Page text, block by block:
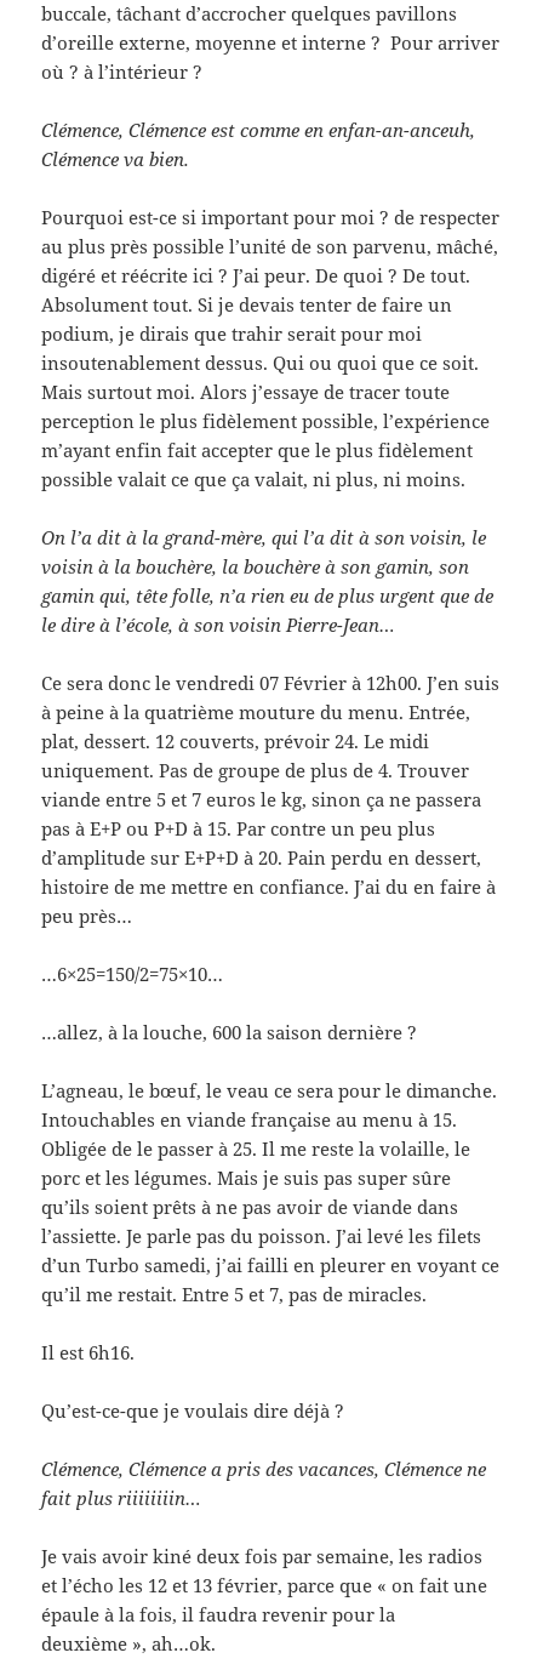
buccale, tâchant d’accrocher quelques pavillons
d’oreille externe, moyenne et interne ? Pour arriver
où ? à l’intérieur ?
Clémence, Clémence est comme en enfan-an-anceuh,
Clémence va bien.
Pourquoi est-ce si important pour moi ? de respecter
au plus près possible l’unité de son parvenu, mâché,
digéré et réécrite ici ? J’ai peur. De quoi ? De tout.
Absolument tout. Si je devais tenter de faire un
podium, je dirais que trahir serait pour moi
insoutenablement dessus. Qui ou quoi que ce soit.
Mais surtout moi. Alors j’essaye de tracer toute
perception le plus fidèlement possible, l’expérience
m’ayant enfin fait accepter que le plus fidèlement
possible valait ce que ça valait, ni plus, ni moins.
On l’a dit à la grand-mère, qui l’a dit à son voisin, le
voisin à la bouchère, la bouchère à son gamin, son
gamin qui, tête folle, n’a rien eu de plus urgent que de
le dire à l’école, à son voisin Pierre-Jean…
Ce sera donc le vendredi 07 Février à 12h00. J’en suis
à peine à la quatrième mouture du menu. Entrée,
plat, dessert. 12 couverts, prévoir 24. Le midi
uniquement. Pas de groupe de plus de 4. Trouver
viande entre 5 et 7 euros le kg, sinon ça ne passera
pas à E+P ou P+D à 15. Par contre un peu plus
d’amplitude sur E+P+D à 20. Pain perdu en dessert,
histoire de me mettre en confiance. J’ai du en faire à
peu près…
…6×25=150/2=75×10…
…allez, à la louche, 600 la saison dernière ?
L’agneau, le bœuf, le veau ce sera pour le dimanche.
Intouchables en viande française au menu à 15.
Obligée de le passer à 25. Il me reste la volaille, le
porc et les légumes. Mais je suis pas super sûre
qu’ils soient prêts à ne pas avoir de viande dans
l’assiette. Je parle pas du poisson. J’ai levé les filets
d’un Turbo samedi, j’ai failli en pleurer en voyant ce
qu’il me restait. Entre 5 et 7, pas de miracles.
Il est 6h16.
Qu’est-ce-que je voulais dire déjà ?
Clémence, Clémence a pris des vacances, Clémence ne
fait plus riiiiiiiin…
Je vais avoir kiné deux fois par semaine, les radios
et l’écho les 12 et 13 février, parce que « on fait une
épaule à la fois, il faudra revenir pour la
deuxième », ah…ok.